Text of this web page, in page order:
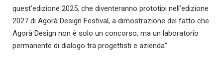
quest’edizione 2025, che diventeranno prototipi nell’edizione
2027 di Agorà Design Festival, a dimostrazione del fatto che
Agorà Design non è solo un concorso, ma un laboratorio
permanente di dialogo tra progettisti e azienda”.